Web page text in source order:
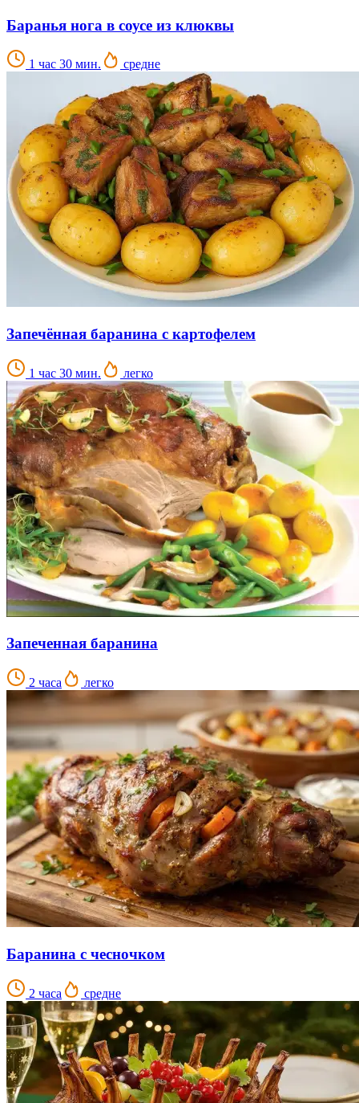
Баранья нога в соусе из клюквы
1 час 30 мин. средне
Запечённая баранина с картофелем
1 час 30 мин. легко
Запеченная баранина
2 часа легко
Баранина с чесночком
2 часа средне